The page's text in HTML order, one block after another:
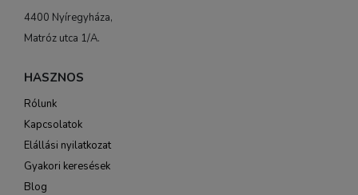
4400 Nyíregyháza,
Matróz utca 1/A.
HASZNOS
Rólunk
Kapcsolatok
Elállási nyilatkozat
Gyakori keresések
Blog